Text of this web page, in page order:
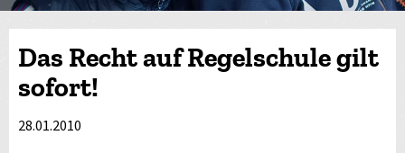
Das Recht auf Regelschule gilt
sofort!
28.01.2010